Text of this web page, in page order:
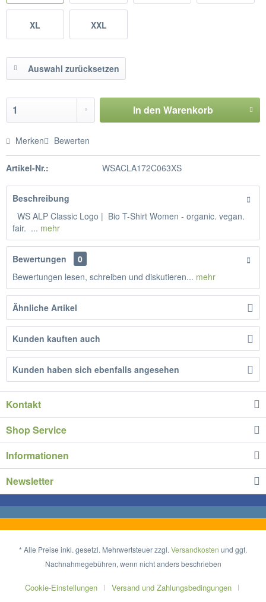
XL XXL
Auswahl zurücksetzen
In den Warenkorb
Merken Bewerten
Artikel-Nr.: WSACLA172C063XS
Beschreibung
WS ALP Classic Logo | Bio T-Shirt Women - organic. vegan.
fair. ... mehr
Bewertungen
0
Bewertungen lesen, schreiben und diskutieren... mehr
Ähnliche Artikel
Kunden kauften auch
Kunden haben sich ebenfalls angesehen
Kontakt
Shop Service
Informationen
Newsletter
* Alle Preise inkl. gesetzl. Mehrwertsteuer zzgl. Versandkosten und ggf.
Nachnahmegebühren, wenn nicht anders beschrieben
Cookie-Einstellungen Versand und Zahlungsbedingungen